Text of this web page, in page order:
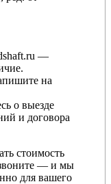
—
на
о выезде
и договора
стоимость
— и мы
для вашего